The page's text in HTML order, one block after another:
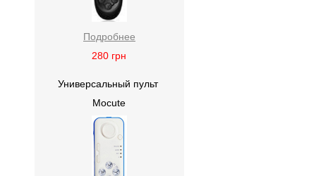
Подробнее
280 грн
Универсальный пульт
Mocute